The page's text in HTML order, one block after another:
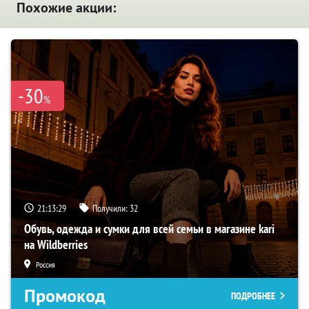
Похожие акции:
-30%
21:13:28 Получили: 32
Обувь, одежда и сумки для всей семьи в магазине kari
на Wildberries
Россия
Промокод ПОДРОБНЕЕ